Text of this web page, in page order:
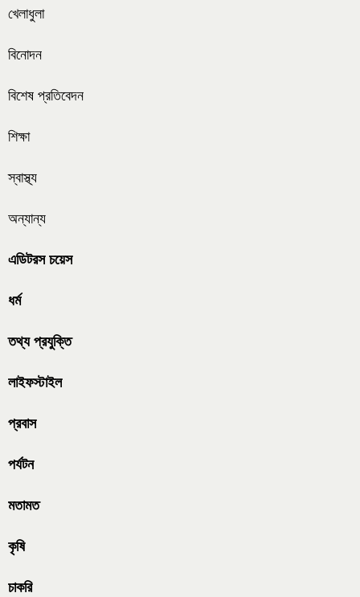
খেলাধুলা
বিনোদন
বিশেষ প্রতিবেদন
শিক্ষা
স্বাস্থ্য
অন্যান্য
এডিটরস চয়েস
ধর্ম
তথ্য প্রযুক্তি
লাইফস্টাইল
প্রবাস
পর্যটন
মতামত
কৃষি
চাকরি